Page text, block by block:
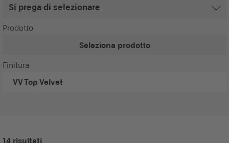
Prodotto
Seleziona prodotto
Finitura
VVTop Velvet
14 risultati